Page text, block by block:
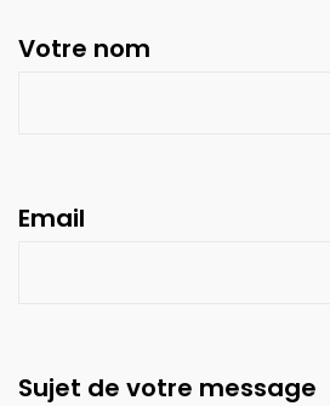
Votre nom
Email
Sujet de votre message